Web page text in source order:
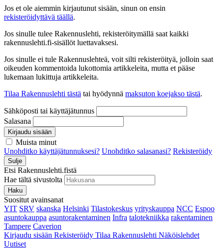
Jos et ole aiemmin kirjautunut sisään, sinun on ensin
rekisteröidyttävä täällä.
Jos sinulle tulee Rakennuslehti, rekisteröitymällä saat kaikki
rakennuslehti.fi-sisällöt luettavaksesi.
Jos sinulle ei tule Rakennuslehteä, voit silti rekisteröityä, jolloin saat
oikeuden kommentoida lukottomia artikkeleita, mutta et pääse
lukemaan lukittuja artikkeleita.
Tilaa Rakennuslehti tästä tai hyödynnä maksuton koejakso tästä.
Sähköposti tai käyttäjätunnus
Salasana
Kirjaudu sisään
Muista minut
Unohditko käyttäjätunnuksesi? Unohditko salasanasi? Rekisteröidy
Sulje
Etsi Rakennuslehti.fistä
Hae tältä sivustolta
Haku
Suositut avainsanat
YIT SRV skanska Helsinki Tilastokeskus yrityskauppa NCC Espoo
asuntokauppa asuntorakentaminen Infra talotekniikka rakentaminen
Tampere Caverion
Kirjaudu sisään Rekisteröidy Tilaa Rakennuslehti Näköislehdet
Uutiset